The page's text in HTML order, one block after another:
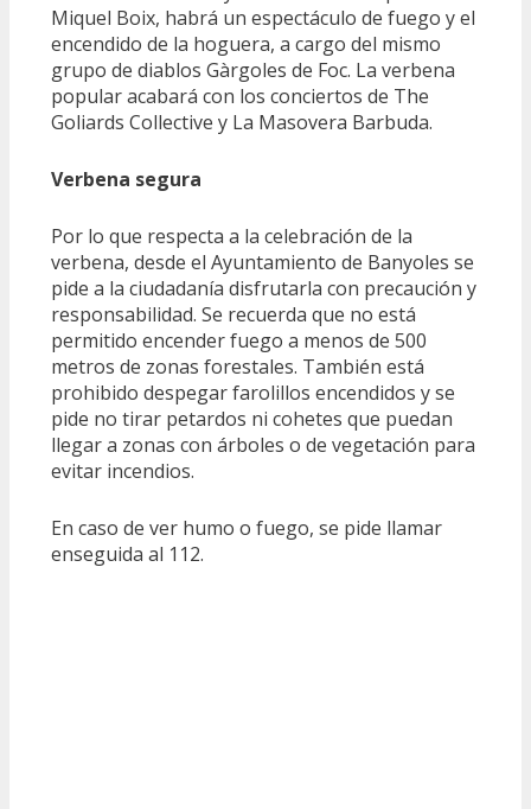
Miquel Boix, habrá un espectáculo de fuego y el
encendido de la hoguera, a cargo del mismo
grupo de diablos Gàrgoles de Foc. La verbena
popular acabará con los conciertos de The
Goliards Collective y La Masovera Barbuda.
Verbena segura
Por lo que respecta a la celebración de la
verbena, desde el Ayuntamiento de Banyoles se
pide a la ciudadanía disfrutarla con precaución y
responsabilidad. Se recuerda que no está
permitido encender fuego a menos de 500
metros de zonas forestales. También está
prohibido despegar farolillos encendidos y se
pide no tirar petardos ni cohetes que puedan
llegar a zonas con árboles o de vegetación para
evitar incendios.
En caso de ver humo o fuego, se pide llamar
enseguida al 112.